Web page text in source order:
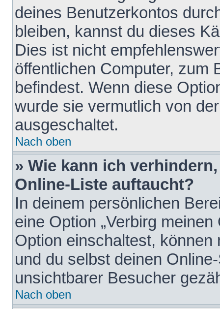
deines Benutzerkontos
bleiben, kannst du dieses
Dies ist nicht
öffentlichen Computer, zum
befindest. Wenn diese
wurde sie vermutlich von
ausgeschaltet.
Nach oben
» Wie kann ich
Online-Liste auftaucht?
In deinem persönlichen
eine Option „Verbirg
Option einschaltest,
und du selbst deinen
unsichtbarer Besucher
Nach oben